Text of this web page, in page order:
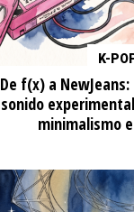
K-
De f(x) a
sonido
minimalismo